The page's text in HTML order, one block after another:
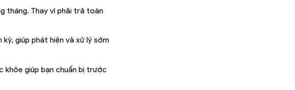
tháng. Thay vì phải trả toàn
giúp phát hiện và xử lý sớm
khỏe giúp bạn chuẩn bị trước